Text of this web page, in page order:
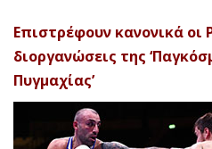
Επιστρέφουν κανονικά οι
διοργανώσεις της
Πυγμαχίας’